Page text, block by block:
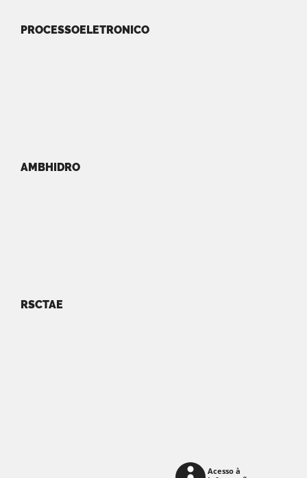
PROCESSOELETRONICO
AMBHIDRO
RSCTAE